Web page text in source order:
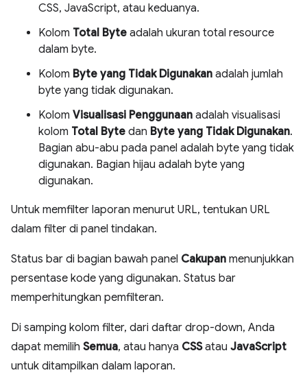
CSS, JavaScript, atau keduanya.
Kolom Total Byte adalah ukuran total resource
dalam byte.
Kolom Byte yang Tidak Digunakan adalah jumlah
byte yang tidak digunakan.
Kolom Visualisasi Penggunaan adalah visualisasi
kolom Total Byte dan Byte yang Tidak Digunakan.
Bagian abu-abu pada panel adalah byte yang tidak
digunakan. Bagian hijau adalah byte yang
digunakan.
Untuk memfilter laporan menurut URL, tentukan URL
dalam filter di panel tindakan.
Status bar di bagian bawah panel Cakupan menunjukkan
persentase kode yang digunakan. Status bar
memperhitungkan pemfilteran.
Di samping kolom filter, dari daftar drop-down, Anda
dapat memilih Semua, atau hanya CSSatau JavaScript
untuk ditampilkan dalam laporan.